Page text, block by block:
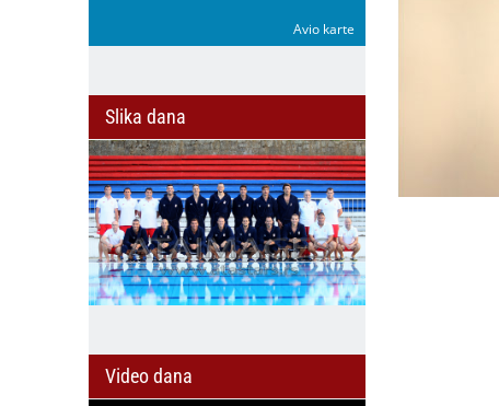
Avio karte
Slika dana
Video dana